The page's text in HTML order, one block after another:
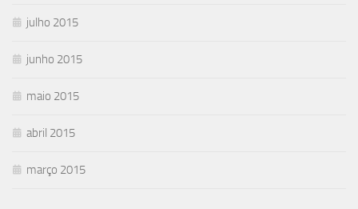
julho 2015
junho 2015
maio 2015
abril 2015
março 2015